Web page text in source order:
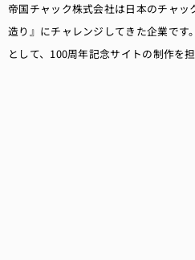
帝国チャック株式会社は日本のチャ
造り』にチャレンジしてきた企業で
として、100周年記念サイトの制作を